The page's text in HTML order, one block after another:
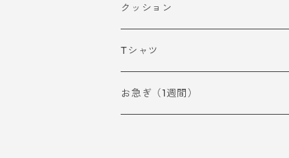
クッション
Tシャツ
お急ぎ（1週間）